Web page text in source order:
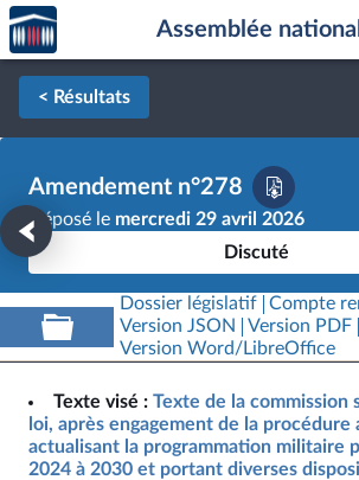
Aller au contenu
Aller en bas de la page
Accèder
à la
page
d'accueil
Assemblée
< Résultats
Amendement n°278
Déposé le mercredi 29 avril 2026
Discuté
Dossier législatif Compte
Version JSON
Version PDF
Version Word/LibreOffice
Texte visé : Texte de la commission
loi, après engagement de la procédure
actualisant la programmation militaire
2024 à 2030 et portant diverses